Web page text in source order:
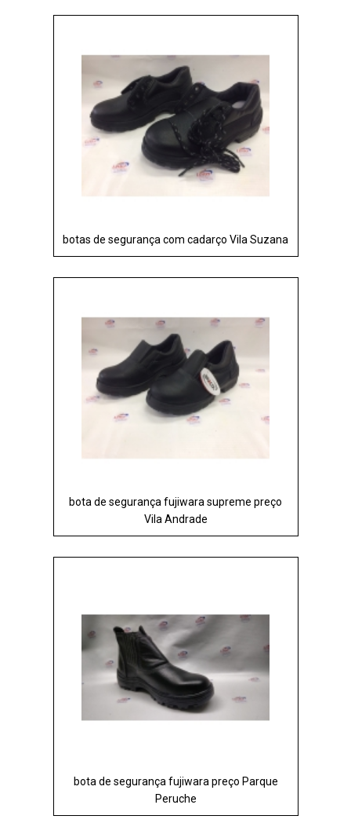
botas de segurança com cadarço Vila Suzana
bota de segurança fujiwara supreme preço
Vila Andrade
bota de segurança fujiwara preço Parque
Peruche